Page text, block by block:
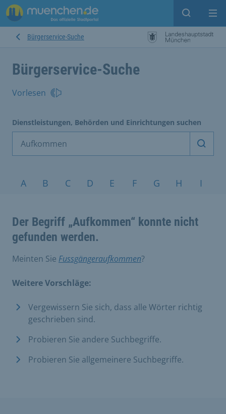
Suche
Bürgerservice-Suche
Bürgerservice-Suche
Vorlesen
Dienstleistungen, Behörden und Einrichtungen suchen
Service nach Alphabet
A B C D E F G H I
Der Begriff „Aufkommen“ konnte nicht
gefunden werden.
Meinten Sie Fussgängeraufkommen?
Weitere Vorschläge:
Vergewissern Sie sich, dass alle Wörter richtig
geschrieben sind.
Probieren Sie andere Suchbegriffe.
Probieren Sie allgemeinere Suchbegriffe.